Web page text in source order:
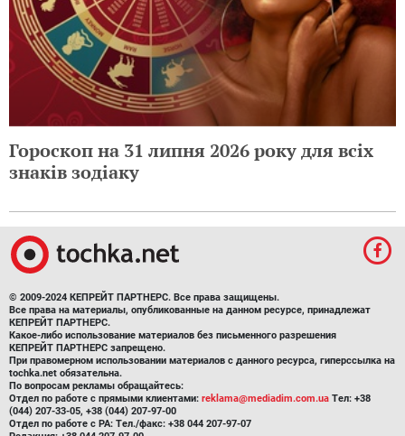
Гороскоп на 31 липня 2026 року для всіх
знаків зодіаку
© 2009-2024 КЕПРЕЙТ ПАРТНЕРС. Все права защищены.
Все права на материалы, опубликованные на данном ресурсе, принадлежат
КЕПРЕЙТ ПАРТНЕРС.
Какое-либо использование материалов без письменного разрешения
КЕПРЕЙТ ПАРТНЕРС запрещено.
При правомерном использовании материалов с данного ресурса, гиперссылка на
tochka.net обязательна.
По вопросам рекламы обращайтесь:
Отдел по работе с прямыми клиентами: reklama@mediadim.com.ua Тел: +38
(044) 207-33-05, +38 (044) 207-97-00
Отдел по работе с РА: Тел./факс: +38 044 207-97-07